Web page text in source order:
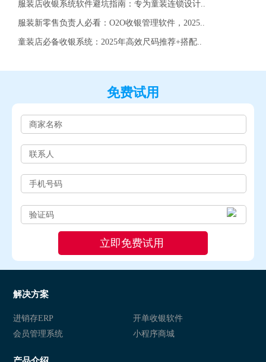
服装店收银系统软件避坑指南：专为童装连锁设计..
服装新零售负责人必看：O2O收银管理软件，2025..
童装店必备收银系统：2025年高效尺码推荐+搭配..
免费试用
解决方案
进销存ERP
开单收银软件
会员管理系统
小程序商城